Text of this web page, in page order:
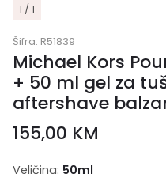
1 / 1
Šifra: R51839
Michael Kors
+ 50 ml gel za
aftershave
155,00 KM
Veličina: 50ml